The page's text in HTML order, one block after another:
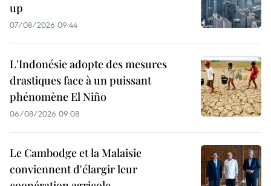
up
07/08/2026 09:44
L'Indonésie adopte des mesures
drastiques face à un puissant
phénomène El Niño
06/08/2026 09:08
Le Cambodge et la Malaisie
conviennent d'élargir leur